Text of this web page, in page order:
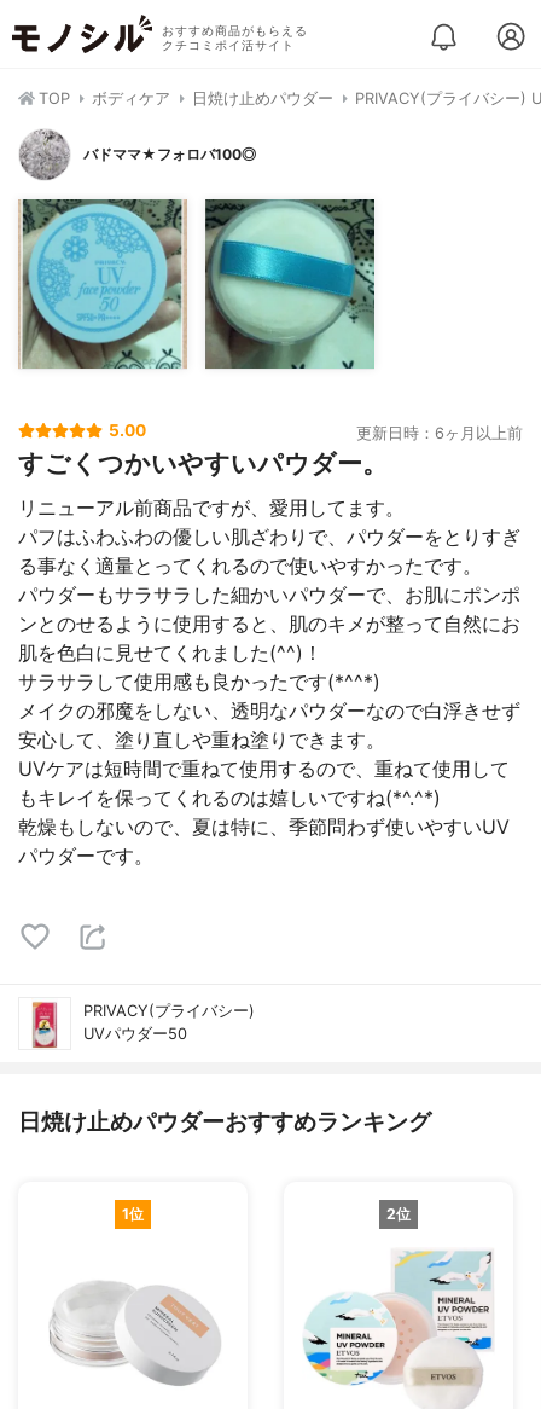
おすすめ商品がもらえる
クチコミポイ活サイト
TOP ボディケア 日焼け止めパウダー PRIVACY(プライバシー)
バドママ★フォロバ100◎
5.00 更新日時：6ヶ月以上前
すごくつかいやすいパウダー。
リニューアル前商品ですが、愛用してます。
パフはふわふわの優しい肌ざわりで、パウダーをとりすぎ
る事なく適量とってくれるので使いやすかったです。
パウダーもサラサラした細かいパウダーで、お肌にポンポ
ンとのせるように使用すると、肌のキメが整って自然にお
肌を色白に見せてくれました(^^)！
サラサラして使用感も良かったです(*^^*)
メイクの邪魔をしない、透明なパウダーなので白浮きせず
安心して、塗り直しや重ね塗りできます。
UVケアは短時間で重ねて使用するので、重ねて使用して
もキレイを保ってくれるのは嬉しいですね(*^.^*)
乾燥もしないので、夏は特に、季節問わず使いやすいUV
パウダーです。
PRIVACY(プライバシー)
UVパウダー50
日焼け止めパウダーおすすめランキング
1位 2位